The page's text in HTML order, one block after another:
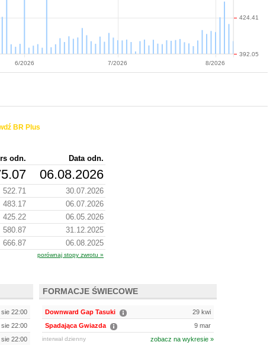
6/2026 7/2026 8/2026
392.05
424.41
BR Plus
odn.
Data odn.
06.08.2026
522.71
30.07.2026
483.17
06.07.2026
425.22
06.05.2026
580.87
31.12.2025
666.87 06.08.2025
porównaj stopy zwrotu »
sie 22:00
sie 22:00
sie 22:00
FORMACJE ŚWIECOWE
Downward Gap Tasuki
29 kwi
Spadająca Gwiazda
9 mar
interwał dzienny zobacz na wykresie »